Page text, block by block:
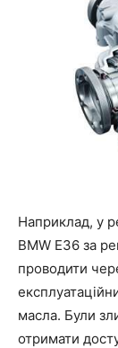
Наприклад, у
BMW E36 за
проводити
масла. Були
отримати